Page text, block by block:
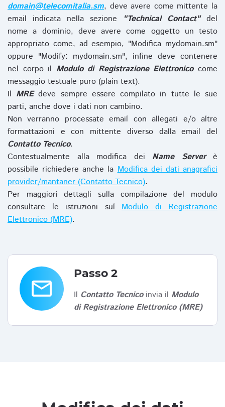
domain@telecomitalia.sm, deve avere come mittente la
email indicata nella sezione
"Technical Contact"del
nome a dominio, deve avere come oggetto un testo
appropriato come, ad esempio, "Modifica mydomain.sm"
oppure "Modify: mydomain.sm", infine deve contenere
nel corpo il Modulo di Registrazione Elettronicocome
messaggio testuale puro (plain text).
Il MREdeve sempre essere compilato in tutte le sue
parti, anche dove i dati non cambino.
Non verranno processate email con allegati e/o altre
formattazioni e con mittente diverso dalla email del
Contatto Tecnico.
Contestualmente alla modifica dei Name Serverè
possibile richiedere anche laModifica dei dati anagrafici
provider/mantaner (Contatto Tecnico).
Per maggiori dettagli sulla compilazione del modulo
consultare le istruzioni sul Modulo di Registrazione
Elettronico (MRE).
email
Passo 2
Il Contatto Tecnicoinvia il Modulo
di Registrazione Elettronico (MRE)